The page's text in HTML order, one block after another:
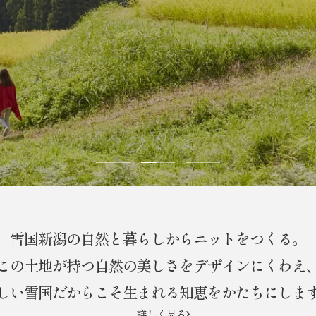
ス
ラ
に
動
1
ス
ラ
に
移
動
2
ス
ラ
に
動
3
雪国新潟の自然と暮らしからニットをつくる。
の土地が持つ自然の美しさをデザインにくわえ
い雪国だからこそ生まれる知恵をかたちにしま